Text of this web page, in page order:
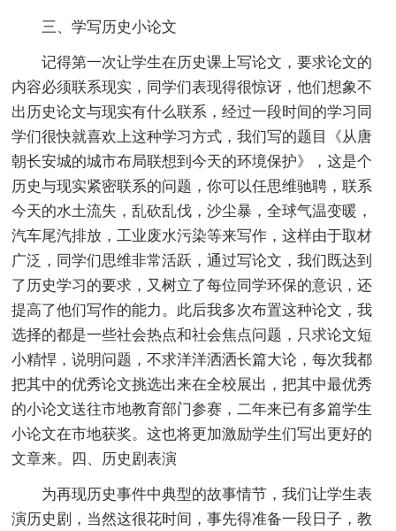
三、学写历史小论文
记得第一次让学生在历史课上写论文，要求论文的
内容必须联系现实，同学们表现得很惊讶，他们想象不
出历史论文与现实有什么联系，经过一段时间的学习同
学们很快就喜欢上这种学习方式，我们写的题目《从唐
朝长安城的城市布局联想到今天的环境保护》，这是个
历史与现实紧密联系的问题，你可以任思维驰聘，联系
今天的水土流失，乱砍乱伐，沙尘暴，全球气温变暖，
汽车尾汽排放，工业废水污染等来写作，这样由于取材
广泛，同学们思维非常活跃，通过写论文，我们既达到
了历史学习的要求，又树立了每位同学环保的意识，还
提高了他们写作的能力。此后我多次布置这种论文，我
选择的都是一些社会热点和社会焦点问题，只求论文短
小精悍，说明问题，不求洋洋洒洒长篇大论，每次我都
把其中的优秀论文挑选出来在全校展出，把其中最优秀
的小论文送往市地教育部门参赛，二年来已有多篇学生
小论文在市地获奖。这也将更加激励学生们写出更好的
文章来。四、历史剧表演
为再现历史事件中典型的故事情节，我们让学生表
演历史剧，当然这很花时间，事先得准备一段日子，教